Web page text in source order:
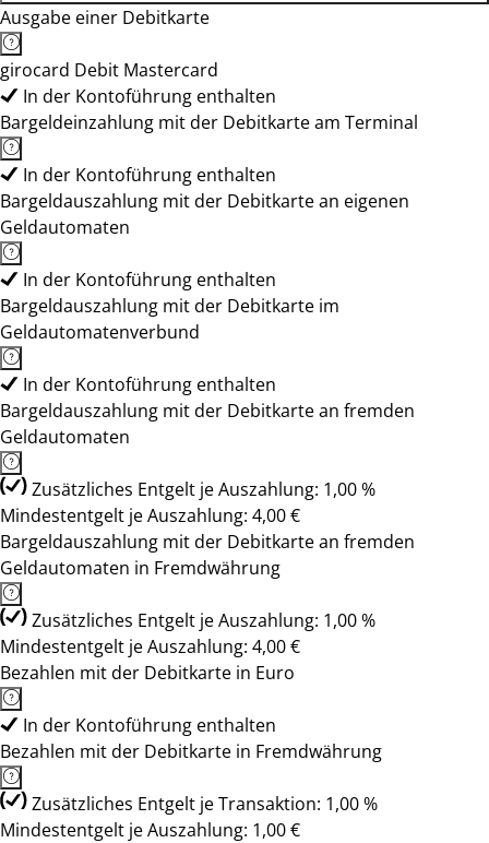
Ausgabe einer Debitkarte
girocard Debit Mastercard
In der Kontoführung enthalten
Bargeldeinzahlung mit der Debitkarte am Terminal
In der Kontoführung enthalten
Bargeldauszahlung mit der Debitkarte an eigenen
Geldautomaten
In der Kontoführung enthalten
Bargeldauszahlung mit der Debitkarte im
Geldautomatenverbund
In der Kontoführung enthalten
Bargeldauszahlung mit der Debitkarte an fremden
Geldautomaten
Zusätzliches Entgelt je Auszahlung: 1,00 %
Mindestentgelt je Auszahlung: 4,00 €
Bargeldauszahlung mit der Debitkarte an fremden
Geldautomaten in Fremdwährung
Zusätzliches Entgelt je Auszahlung: 1,00 %
Mindestentgelt je Auszahlung: 4,00 €
Bezahlen mit der Debitkarte in Euro
In der Kontoführung enthalten
Bezahlen mit der Debitkarte in Fremdwährung
Zusätzliches Entgelt je Transaktion: 1,00 %
Mindestentgelt je Auszahlung: 1,00 €